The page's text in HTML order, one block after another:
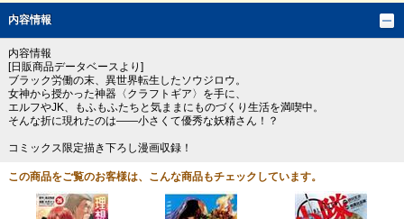
内容情報
内容情報
[日販商品データベースより]
ブラック労働の末、異世界転生したソウジロウ。
女神から授かった神器〈クラフトギア〉を手に、
エルフやJK、もふもふたちと気ままにものづくり生活を満喫中。
そんな折に現れたのは――小さくて優秀な妖精さん！？
コミックス限定描き下ろし漫画収録！
この商品をご覧のお客様は、こんな商品もチェックしています。